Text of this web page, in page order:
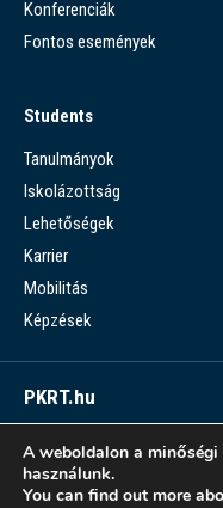
Konferenciák
Fontos események
Students
Tanulmányok
Iskolázottság
Lehetőségek
Karrier
Mobilitás
Képzések
PKRT.hu
Piaci Kérdések
PKRT >
A weboldalon a
használunk.
You can find out more